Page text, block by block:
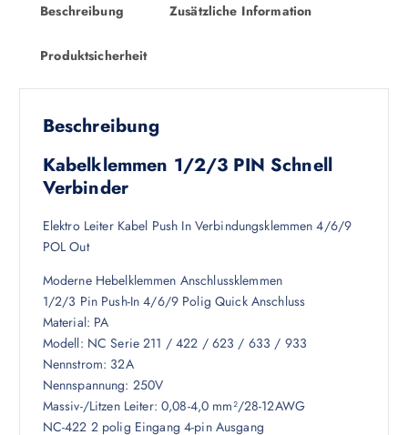
Beschreibung Zusätzliche Information
Produktsicherheit
Beschreibung
Kabelklemmen 1/2/3 PIN Schnell
Verbinder
Elektro Leiter Kabel Push In Verbindungsklemmen 4/6/9
POL Out
Moderne Hebelklemmen Anschlussklemmen
1/2/3 Pin Push-In 4/6/9 Polig Quick Anschluss
Material: PA
Modell: NC Serie 211 / 422 / 623 / 633 / 933
Nennstrom: 32A
Nennspannung: 250V
Massiv-/Litzen Leiter: 0,08-4,0 mm²/28-12AWG
NC-422 2 polig Eingang 4-pin Ausgang